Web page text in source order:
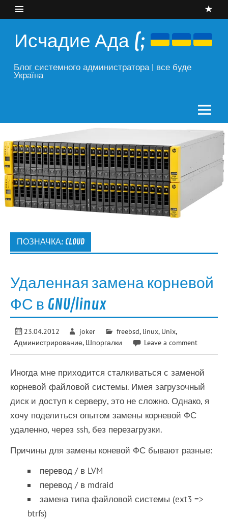
content
Исчадие Ада (;
Блог системного администратора | все буде
Україна
ПОЗНАЧКА: CLOUD
Удаленная замена корневой
ФС в GNU/linux
23.04.2012 joker freebsd, linux, Unix,
Администрирование, Шпоргалки Leave a comment
Иногда мне приходится сталкиваться с заменой
корневой файловой системы. Имея загрузочный
диск и доступ к серверу, это не сложно. Однако, я
хочу поделиться опытом замены корневой ФС
удаленно, через ssh, без перезагрузки.
Причины для замены коневой ФС бывают разные:
перевод / в LVM
перевод / в mdraid
замена типа файловой системы (ext3 =>
btrfs)